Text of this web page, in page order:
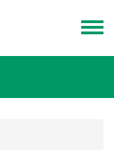
menu